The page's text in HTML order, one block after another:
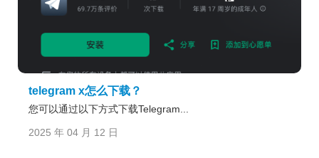
telegram x怎么下载？
​您可以通过以下方式下载Telegram...
2025 年 04 月 12 日